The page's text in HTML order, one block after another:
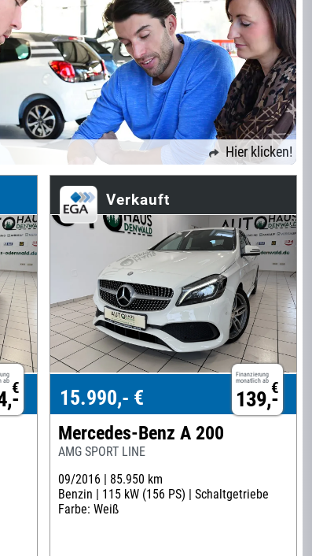
Hier klicken!
ab €
Verkauft
Finanzierung
monatlich ab €
139,-
15.990,- €
Mercedes-Benz A 200
AMG SPORT LINE
09/2016 | 85.950 km
Benzin | 115 kW (156 PS) | Schaltgetriebe
Farbe: Weiß